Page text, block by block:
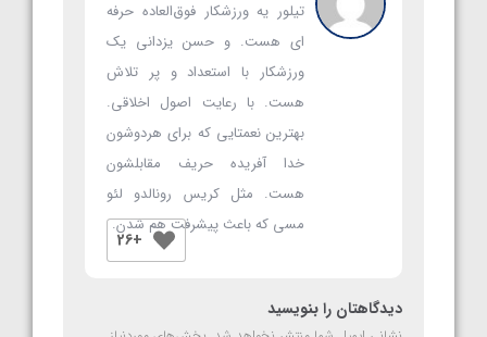
تیلور یه ورزشکار فوق‌العاده حرفه
ای هست. و حسن یزدانی یک
ورزشکار با استعداد و پر تلاش
هست. با رعایت اصول اخلاقی.
بهترین نعمتایی که برای هردوشون
خدا آفریده حریف مقابلشون
هست. مثل کریس رونالدو لئو
مسی که باعث پیشرفت هم شدن.
+26
دیدگاهتان را بنویسید